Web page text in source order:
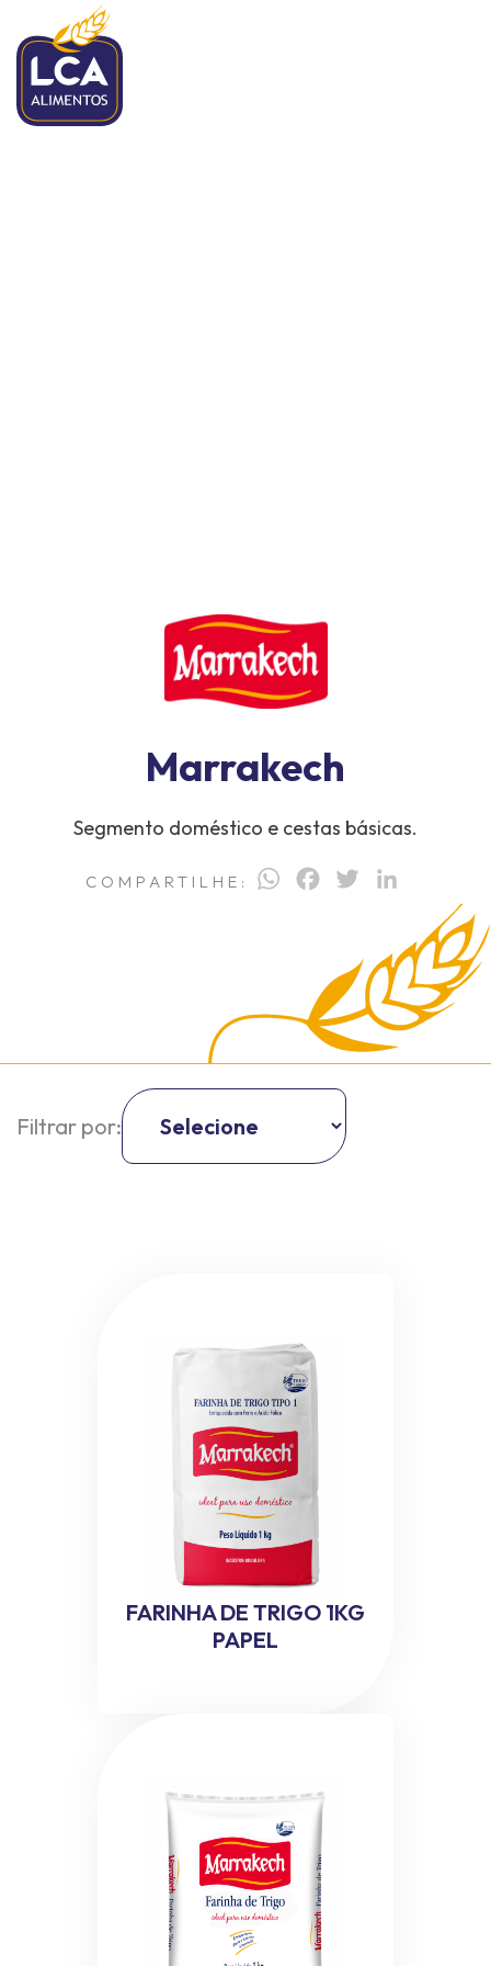
Marrakech
Segmento doméstico e cestas básicas.
COMPARTILHE: WhatsApp
Facebook
Twitter
Filtrar por:
FARINHA DE TRIGO 1KG
PAPEL